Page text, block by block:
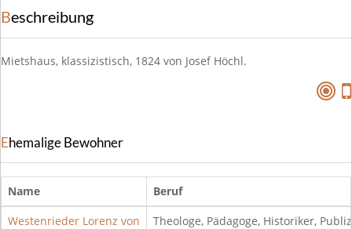
Beschreibung
Mietshaus, klassizistisch, 1824 von Josef Höchl.
Ehemalige Bewohner
Name
Beruf
Westenrieder Lorenz von
Theologe, Pädagoge, Historiker,